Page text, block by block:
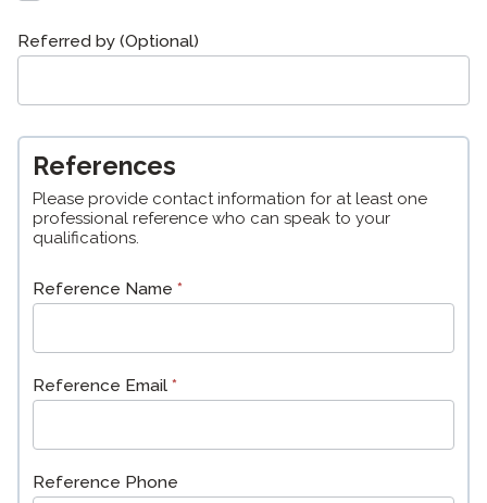
Referred by (Optional)
References
Please provide contact information for at least one
professional reference who can speak to your
qualifications.
Reference Name *
Reference Email *
Reference Phone